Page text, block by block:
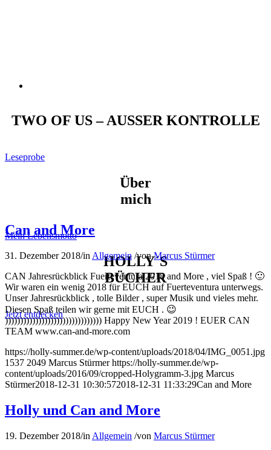
TWO OF US – AUSSER KONTROLLE
Leseprobe
Über
mich
Mein Lebensmotto
HOLLY´S
BÜCHER
Jetzt entdecken
Can and More
31. Dezember 2018/in Allgemein /vonMarcus Stürmer
CAN Jahresrückblick Fuerteventura 2018 and More , viel Spaß ! 🙂
Wir waren ein wenig 2018 für EUCH auf Fuerteventura unterwegs.
Unser Jahresrückblick , tolle Bilder , super Musik und vieles mehr.
Diesen Spaß teilen wir gerne mit EUCH . 😉
)))))))))))))))))))))))))))))))) Happy New Year 2019 ! EUER CAN
TEAM www.can-and-more.com
https://holly-summer.de/wp-content/uploads/2018/04/IMG_0051.jpg
1537 2049 Marcus Stürmer https://holly-summer.de/wp-
content/uploads/2016/09/cropped-Holygramm-3.jpg Marcus
Stürmer2018-12-31 10:30:572018-12-31 11:33:29Can and More
Holly und Can and More
19. Dezember 2018/in Allgemein /von Marcus Stürmer